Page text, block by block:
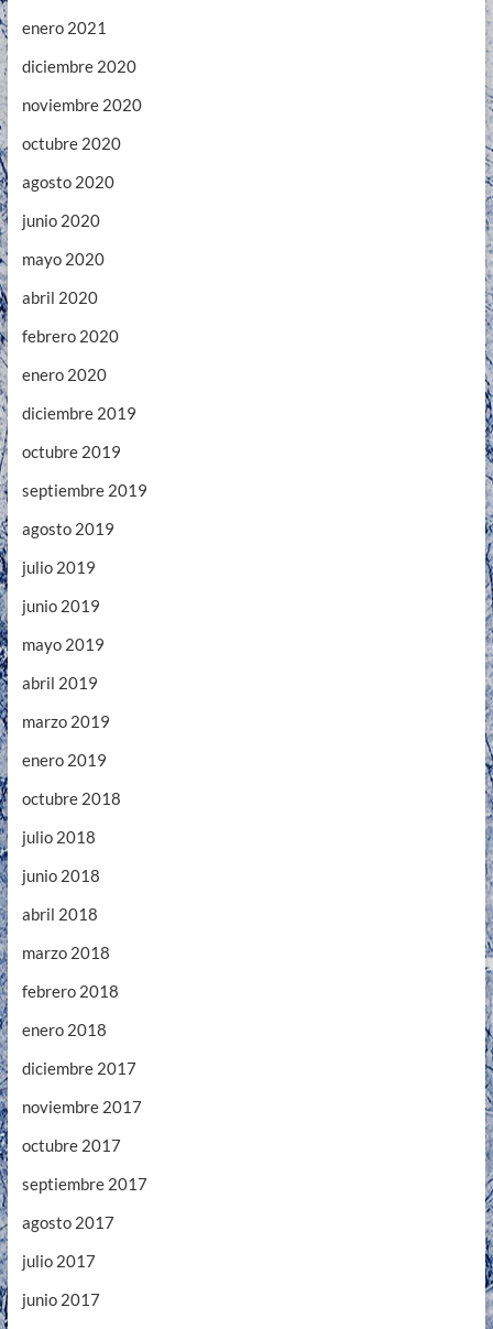
enero 2021
diciembre 2020
noviembre 2020
octubre 2020
agosto 2020
junio 2020
mayo 2020
abril 2020
febrero 2020
enero 2020
diciembre 2019
octubre 2019
septiembre 2019
agosto 2019
julio 2019
junio 2019
mayo 2019
abril 2019
marzo 2019
enero 2019
octubre 2018
julio 2018
junio 2018
abril 2018
marzo 2018
febrero 2018
enero 2018
diciembre 2017
noviembre 2017
octubre 2017
septiembre 2017
agosto 2017
julio 2017
junio 2017